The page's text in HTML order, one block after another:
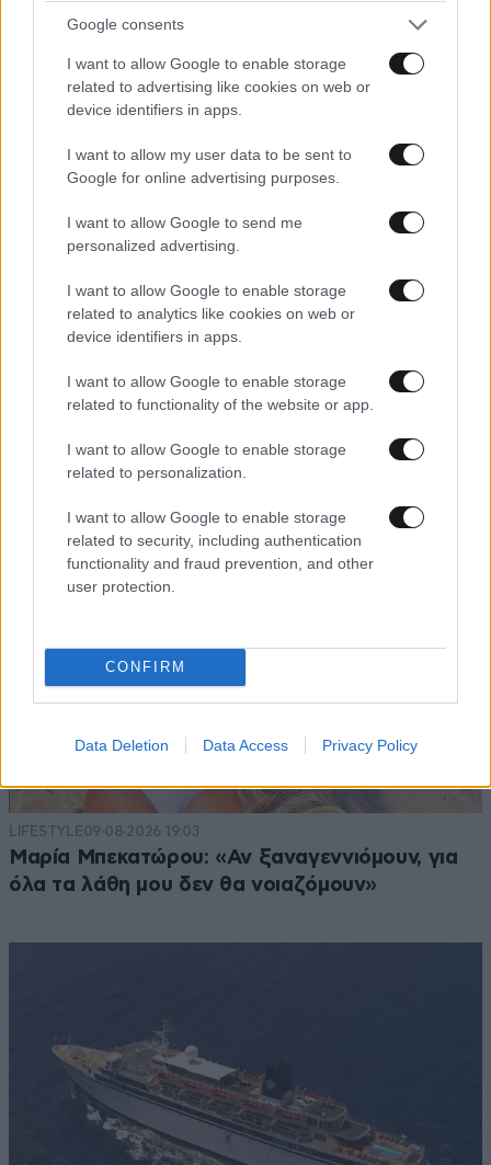
Google consents
I want to allow Google to enable storage
related to advertising like cookies on web or
device identifiers in apps.
I want to allow my user data to be sent to
Google for online advertising purposes.
I want to allow Google to send me
personalized advertising.
I want to allow Google to enable storage
related to analytics like cookies on web or
device identifiers in apps.
I want to allow Google to enable storage
related to functionality of the website or app.
I want to allow Google to enable storage
related to personalization.
I want to allow Google to enable storage
related to security, including authentication
functionality and fraud prevention, and other
user protection.
CONFIRM
Data Deletion Data Access Privacy Policy
ΚΟΣΜΟΣ 10·08·2026 00:58
Το σκοτεινό πρόσωπο πίσω από την επένδυση
του Κούσνερ στην Αλβανία – Ο Σέχου, η
κοκαΐνη και τα εκατομμύρια
LIFESTYLE09·08·2026 19:03
Μαρία Μπεκατώρου: «Αν ξαναγεννιόμουν, για
όλα τα λάθη μου δεν θα νοιαζόμουν»